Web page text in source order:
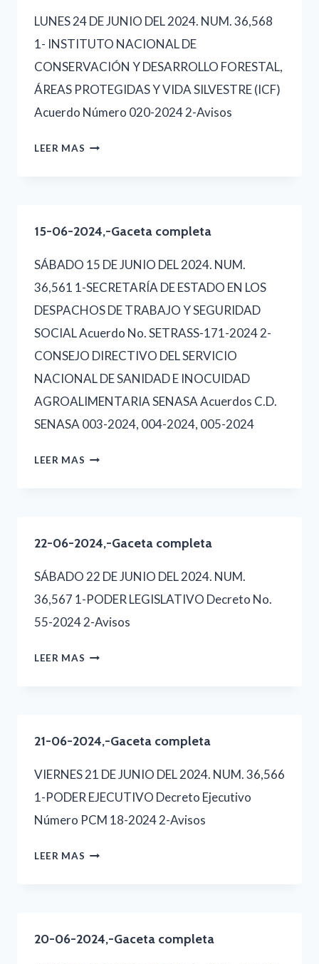
LUNES 24 DE JUNIO DEL 2024. NUM. 36,568
1- INSTITUTO NACIONAL DE
CONSERVACIÓN Y DESARROLLO FORESTAL,
ÁREAS PROTEGIDAS Y VIDA SILVESTRE (ICF)
Acuerdo Número 020-2024 2-Avisos
LEER MAS 24-
COMPLETA
15-06-2024,-Gaceta completa
SÁBADO 15 DE JUNIO DEL 2024. NUM.
36,561 1-SECRETARÍA DE ESTADO EN LOS
DESPACHOS DE TRABAJO Y SEGURIDAD
SOCIAL Acuerdo No. SETRASS-171-2024 2-
CONSEJO DIRECTIVO DEL SERVICIO
NACIONAL DE SANIDAD E INOCUIDAD
AGROALIMENTARIA SENASA Acuerdos C.D.
SENASA 003-2024, 004-2024, 005-2024
LEER MAS 15-
COMPLETA
22-06-2024,-Gaceta completa
SÁBADO 22 DE JUNIO DEL 2024. NUM.
36,567 1-PODER LEGISLATIVO Decreto No.
55-2024 2-Avisos
LEER MAS 22-
COMPLETA
21-06-2024,-Gaceta completa
VIERNES 21 DE JUNIO DEL 2024. NUM. 36,566
1-PODER EJECUTIVO Decreto Ejecutivo
Número PCM 18-2024 2-Avisos
LEER MAS 21-
COMPLETA
20-06-2024,-Gaceta completa